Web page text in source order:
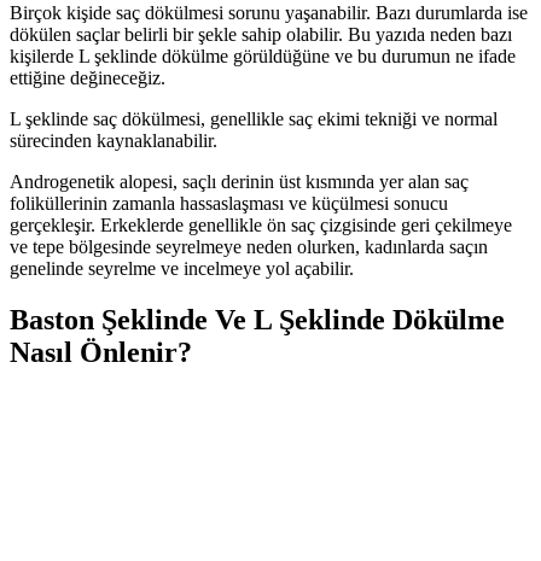
Birçok kişide saç dökülmesi sorunu yaşanabilir. Bazı durumlarda ise
dökülen saçlar belirli bir şekle sahip olabilir. Bu yazıda neden bazı
kişilerde L şeklinde dökülme görüldüğüne ve bu durumun ne ifade
ettiğine değineceğiz.
L şeklinde saç dökülmesi, genellikle saç ekimi tekniği ve normal
sürecinden kaynaklanabilir.
Androgenetik alopesi, saçlı derinin üst kısmında yer alan saç
foliküllerinin zamanla hassaslaşması ve küçülmesi sonucu
gerçekleşir. Erkeklerde genellikle ön saç çizgisinde geri çekilmeye
ve tepe bölgesinde seyrelmeye neden olurken, kadınlarda saçın
genelinde seyrelme ve incelmeye yol açabilir.
Baston Şeklinde Ve L Şeklinde Dökülme
Nasıl Önlenir?